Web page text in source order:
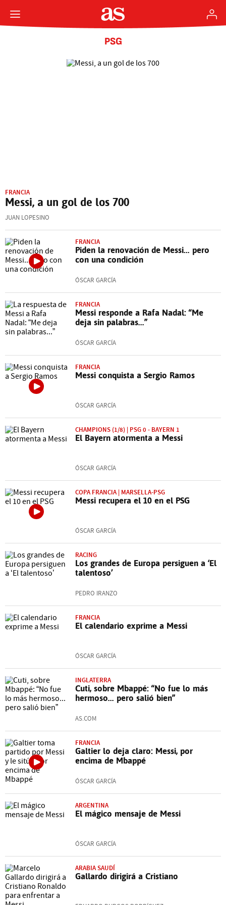
PSG
FRANCIA
Messi, a un gol de los 700
JUAN LOPESINO
FRANCIA
Piden la renovación de Messi... pero
con una condición
ÓSCAR GARCÍA
FRANCIA
Messi responde a Rafa Nadal: “Me
deja sin palabras...”
ÓSCAR GARCÍA
FRANCIA
Messi conquista a Sergio Ramos
ÓSCAR GARCÍA
CHAMPIONS (1/8) | PSG 0 - BAYERN 1
El Bayern atormenta a Messi
ÓSCAR GARCÍA
COPA FRANCIA | MARSELLA-PSG
Messi recupera el 10 en el PSG
ÓSCAR GARCÍA
RACING
Los grandes de Europa persiguen a ‘El
talentoso’
PEDRO IRANZO
FRANCIA
El calendario exprime a Messi
ÓSCAR GARCÍA
INGLATERRA
Cuti, sobre Mbappé: “No fue lo más
hermoso... pero salió bien”
AS.COM
FRANCIA
Galtier lo deja claro: Messi, por
encima de Mbappé
ÓSCAR GARCÍA
ARGENTINA
El mágico mensaje de Messi
ÓSCAR GARCÍA
ARABIA SAUDÍ
Gallardo dirigirá a Cristiano